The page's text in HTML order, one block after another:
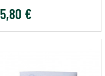
5,80 €